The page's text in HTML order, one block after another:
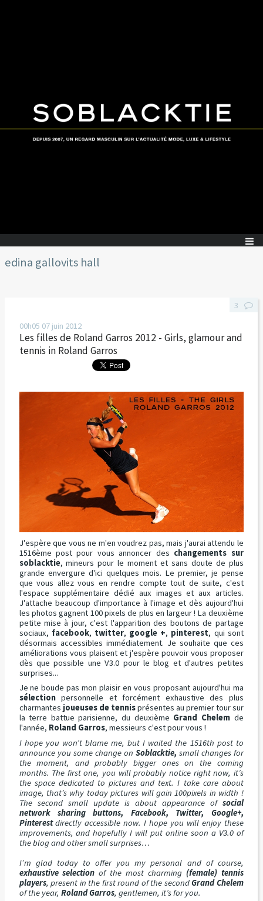
edina gallovits hall
00h05 07 juin 2012
Les filles de Roland Garros 2012 - Girls, glamour and
tennis in Roland Garros
J'espère que vous ne m'en voudrez pas, mais j'aurai attendu le
1516ème post pour vous annoncer des changements sur
soblacktie, mineurs pour le moment et sans doute de plus
grande envergure d'ici quelques mois. Le premier, je pense
que vous allez vous en rendre compte tout de suite, c'est
l'espace supplémentaire dédié aux images et aux articles.
J'attache beaucoup d'importance à l'image et dès aujourd'hui
les photos gagnent 100 pixels de plus en largeur ! La deuxième
petite mise à jour, c'est l'apparition des boutons de partage
sociaux, facebook, twitter, google +, pinterest, qui sont
désormais accessibles immédiatement. Je souhaite que ces
améliorations vous plaisent et j'espère pouvoir vous proposer
dès que possible une V3.0 pour le blog et d'autres petites
surprises...
Je ne boude pas mon plaisir en vous proposant aujourd'hui ma
sélectionpersonnelle et forcément exhaustive des plus
charmantes joueuses de tennisprésentes au premier tour sur
la terre battue parisienne, du deuxième Grand Chelem de
l'année, Roland Garros, messieurs c'est pour vous !
I hope you won’t blame me, but I waited the 1516th post to
announce you some change on Soblacktie, small changes for
the moment, and probably bigger ones on the coming
months. The first one, you will probably notice right now, it’s
the space dedicated to pictures and text. I take care about
image, that’s why today pictures will gain 100pixels in width !
The second small update is about appearance of social
network sharing buttons, Facebook, Twitter, Google+,
Pinterestdirectly accessible now. I hope you will enjoy these
improvements, and hopefully I will put online soon a V3.0 of
the blog and other small surprises…
I’m glad today to offer you my personal and of course,
exhaustive selection of the most charming (female) tennis
players, present in the first round of the secondGrand Chelem
of the year, Roland Garros, gentlemen, it’s for you.
3